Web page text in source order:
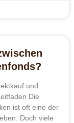
und
Die
ist oft eine der
Doch viele